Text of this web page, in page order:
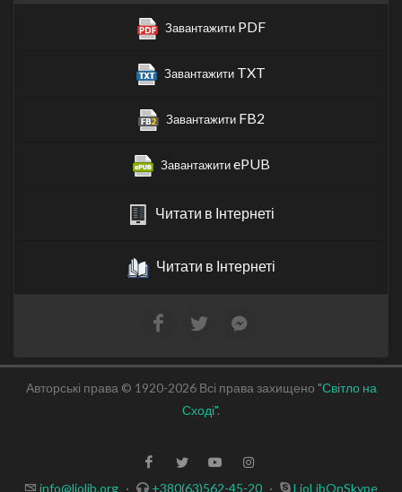
ЗавантажитиPDF
Завантажити TXT
ЗавантажитиFB2
ЗавантажитиePUB
Читати в Інтернеті
Читати в Інтернеті
Авторські права © 1920-2026 Всі права захищено "Світло на
Сході".
info@liolib.org · +380(63)562-45-20 · LioLibOnSkype